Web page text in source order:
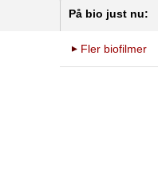
På bio just nu:
Fler biofilmer